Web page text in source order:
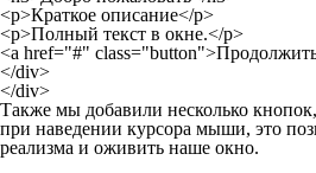
<p>Краткое описание</p>
<p>Полный текст в окне.</p>
<a href="#"
</div>
Также мы добавили несколько
при наведении курсора мыши, это
реализма и оживить наше окно.